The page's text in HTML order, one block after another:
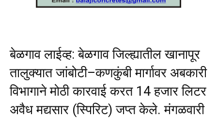
बेळगाव लाईव्ह: बेळगाव जिल्ह्यातील खानापूर
तालुक्यात जांबोटी–कणकुंबी मार्गावर अबकारी
विभागाने मोठी कारवाई करत 14 हजार लिटर
अवैध मद्यसार (स्पिरिट) जप्त केले. मंगळवारी